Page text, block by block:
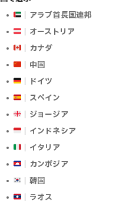
｜アラブ首長国連邦
｜オーストリア
｜カナダ
｜中国
｜ドイツ
｜スペイン
｜ジョージア
｜インドネシア
｜イタリア
｜カンボジア
｜韓国
｜ラオス